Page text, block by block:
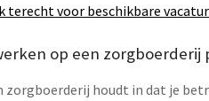
terecht voor beschikbare
op een zorgboerderij
zorgboerderij houdt in dat je